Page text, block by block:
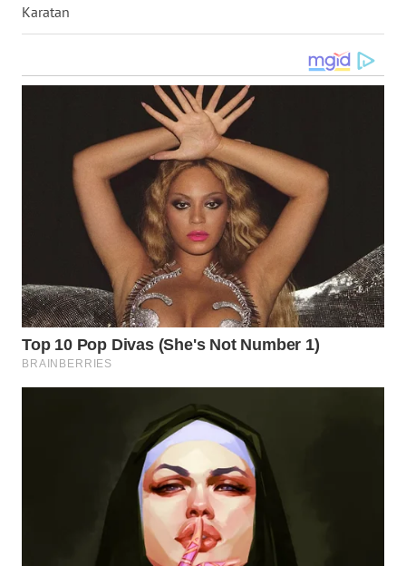
Karatan
WN
WN
WN
KALBAR
WN